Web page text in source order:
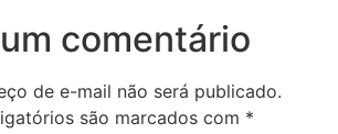
comentário
de e-mail não será publicado.
são marcados com *